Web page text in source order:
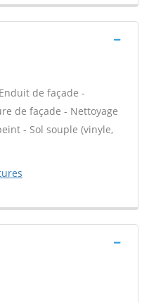
de façade -
de façade - Nettoyage
- Sol souple (vinyle,